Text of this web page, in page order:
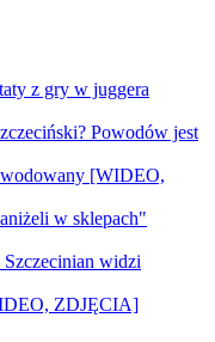
z gry w juggera
Powodów jest
[WIDEO,
w sklepach"
Szczecinian widzi
ZDJĘCIA]